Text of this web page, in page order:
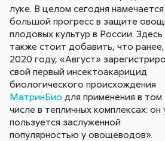
луке. В целом сегодня намечается
большой прогресс в защите
плодовых культур в России. Здесь
также стоит добавить, что
2020 году, «Август»
свой первый инсектоакарицид
биологического происхождения
МатринБио для применения в том
числе в тепличных комплексах: он
пользуется заслуженной
популярностью у овощеводов».